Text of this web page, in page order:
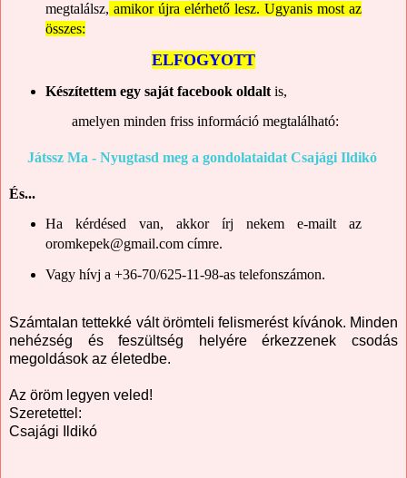
megtalálsz, amikor újra elérhető lesz. Ugyanis most az
összes:
ELFOGYOTT
Készítettem egy saját facebook oldalt is,
amelyen minden friss információ megtalálható:
Játssz Ma - Nyugtasd meg a gondolataidat Csajági Ildikó
És...
Ha kérdésed van, akkor írj nekem e-mailt az
oromkepek@gmail.com címre.
Vagy hívj a +36-70/625-11-98-as telefonszámon.
Számtalan tettekké vált örömteli felismerést kívánok. Minden
nehézség és feszültség helyére érkezzenek csodás
megoldások az életedbe.
Az öröm legyen veled!
Szeretettel:
Csajági Ildikó